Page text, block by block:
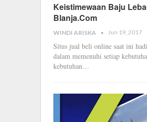
Keistimewaan Baju
Blanja.Com
WINDI ARISKA Jun 19, 2017
Situs jual beli online saat ini
dalam memenuhi setiap
kebutuhan…